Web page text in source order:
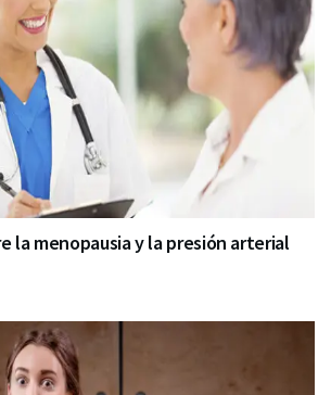
la menopausia y la presión arterial